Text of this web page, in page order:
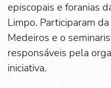
episcopais e foranias
Limpo. Participaram
Medeiros e o
responsáveis pela
iniciativa.